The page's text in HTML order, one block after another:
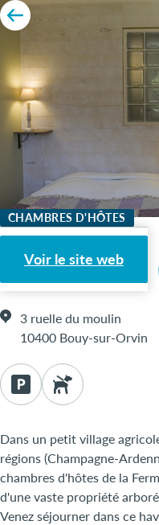
CHAMBRES D'HÔTES
Voir le site web
La ferme
3 ruelle du moulin
10400 Bouy-sur-Orvin
Dans un petit village
régions (Champagne-
chambres d'hôtes de la
d'une vaste propriété
Venez séjourner dans ce